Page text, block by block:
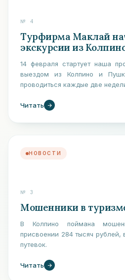
№4
Турфирма Маклай
экскурсии из
14 февраля стартует наша
выездом из Колпино и
проводиться каждые две
Читать
НОВОСТИ
№3
Мошенники в
В Колпино поймана
присвоении 284 тысяч рублей,
путевок.
Читать